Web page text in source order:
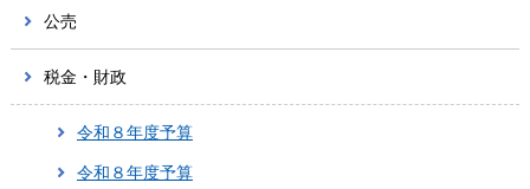
公売
税金・財政
令和８年度予算
令和８年度予算